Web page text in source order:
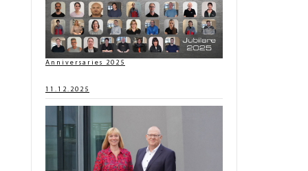
Anniversaries 2025
11.12.2025